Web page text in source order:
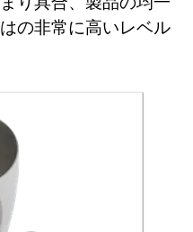
の非常に高いレベル